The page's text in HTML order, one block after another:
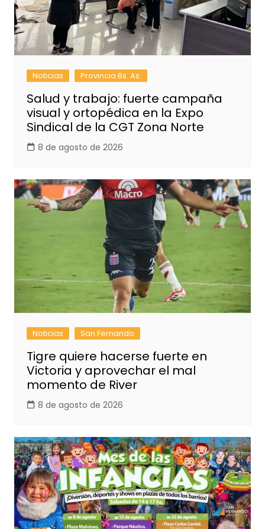
Noticias Provincia Bs. As.
Salud y trabajo: fuerte campaña
visual y ortopédica en la Expo
Sindical de la CGT Zona Norte
8 de agosto de 2026
Noticias San Fernando
Tigre quiere hacerse fuerte en
Victoria y aprovechar el mal
momento de River
8 de agosto de 2026